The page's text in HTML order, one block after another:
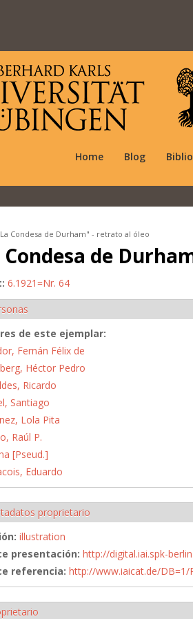
Home Blog
usted aquí
Condesa de Durham" - retrato al óleo
Condesa de
6.1921=Nr. 64
de este ejemplar:
Fernán Félix de
Héctor Pedro
Ricardo
Santiago
Lola Pita
Raúl P.
[Pseud.]
Eduardo
proprietario
illustration
presentación: http://digital.iai.spk-
referencia: http://www.iaicat.de/DB=1/